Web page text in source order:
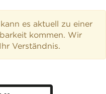
es aktuell zu einer
kommen. Wir
Verständnis.